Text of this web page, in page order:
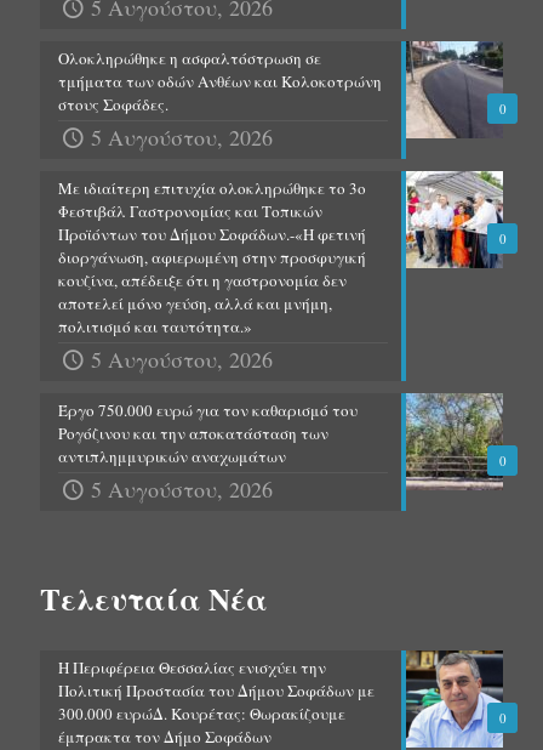
5 Αυγούστου, 2026
0
Ολοκληρώθηκε η ασφαλτόστρωση σε
τμήματα των οδών Ανθέων και Κολοκοτρώνη
στους Σοφάδες.
5 Αυγούστου, 2026
0
Με ιδιαίτερη επιτυχία ολοκληρώθηκε το 3ο
Φεστιβάλ Γαστρονομίας και Τοπικών
Προϊόντων του Δήμου Σοφάδων.-«Η φετινή
διοργάνωση, αφιερωμένη στην προσφυγική
κουζίνα, απέδειξε ότι η γαστρονομία δεν
αποτελεί μόνο γεύση, αλλά και μνήμη,
πολιτισμό και ταυτότητα.»
5 Αυγούστου, 2026
0
Έργο 750.000 ευρώ για τον καθαρισμό του
Ρογόζινου και την αποκατάσταση των
αντιπλημμυρικών αναχωμάτων
5 Αυγούστου, 2026
Τελευταία Νέα
0
Η Περιφέρεια Θεσσαλίας ενισχύει την
Πολιτική Προστασία του Δήμου Σοφάδων με
300.000 ευρώΔ. Κουρέτας: Θωρακίζουμε
έμπρακτα τον Δήμο Σοφάδων